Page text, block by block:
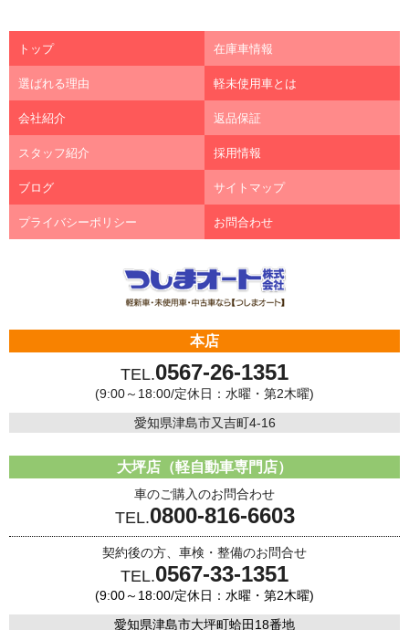
トップ 在庫車情報
選ばれる理由 軽未使用車とは
会社紹介 返品保証
スタッフ紹介 採用情報
ブログ サイトマップ
プライバシーポリシー お問合わせ
本店
TEL.0567-26-1351
(9:00～18:00/定休日：水曜・第2木曜)
愛知県津島市又吉町4-16
大坪店（軽自動車専門店）
車のご購入のお問合わせ
TEL.0800-816-6603
契約後の方、車検・整備のお問合せ
TEL.0567-33-1351
(9:00～18:00/定休日：水曜・第2木曜)
愛知県津島市大坪町蛤田18番地